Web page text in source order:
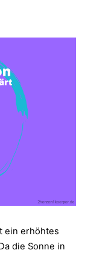
ein erhöhtes
die Sonne in